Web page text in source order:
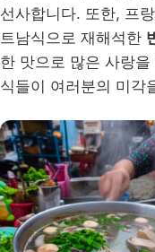
선사합니다. 또한, 프
트남식으로 재해석한
한 맛으로 많은 사랑
식들이 여러분의 미각